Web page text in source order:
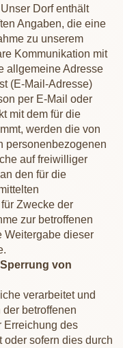
Dorf enthält
Angaben, die eine
zu unserem
Kommunikation mit
allgemeine Adresse
(E-Mail-Adresse)
per E-Mail oder
mit dem für die
werden die von
personenbezogenen
auf freiwilliger
den für die
Zwecke der
zur betroffenen
Weitergabe dieser
von
verarbeitet und
betroffenen
Erreichung des
sofern dies durch